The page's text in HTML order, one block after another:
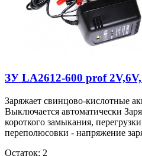
ЗУ LA2612-600 prof
Заряжает свинцово-кислотные
Выключается автоматически
короткого замыкания,
переполюсовки - напряжение
Остаток: 2